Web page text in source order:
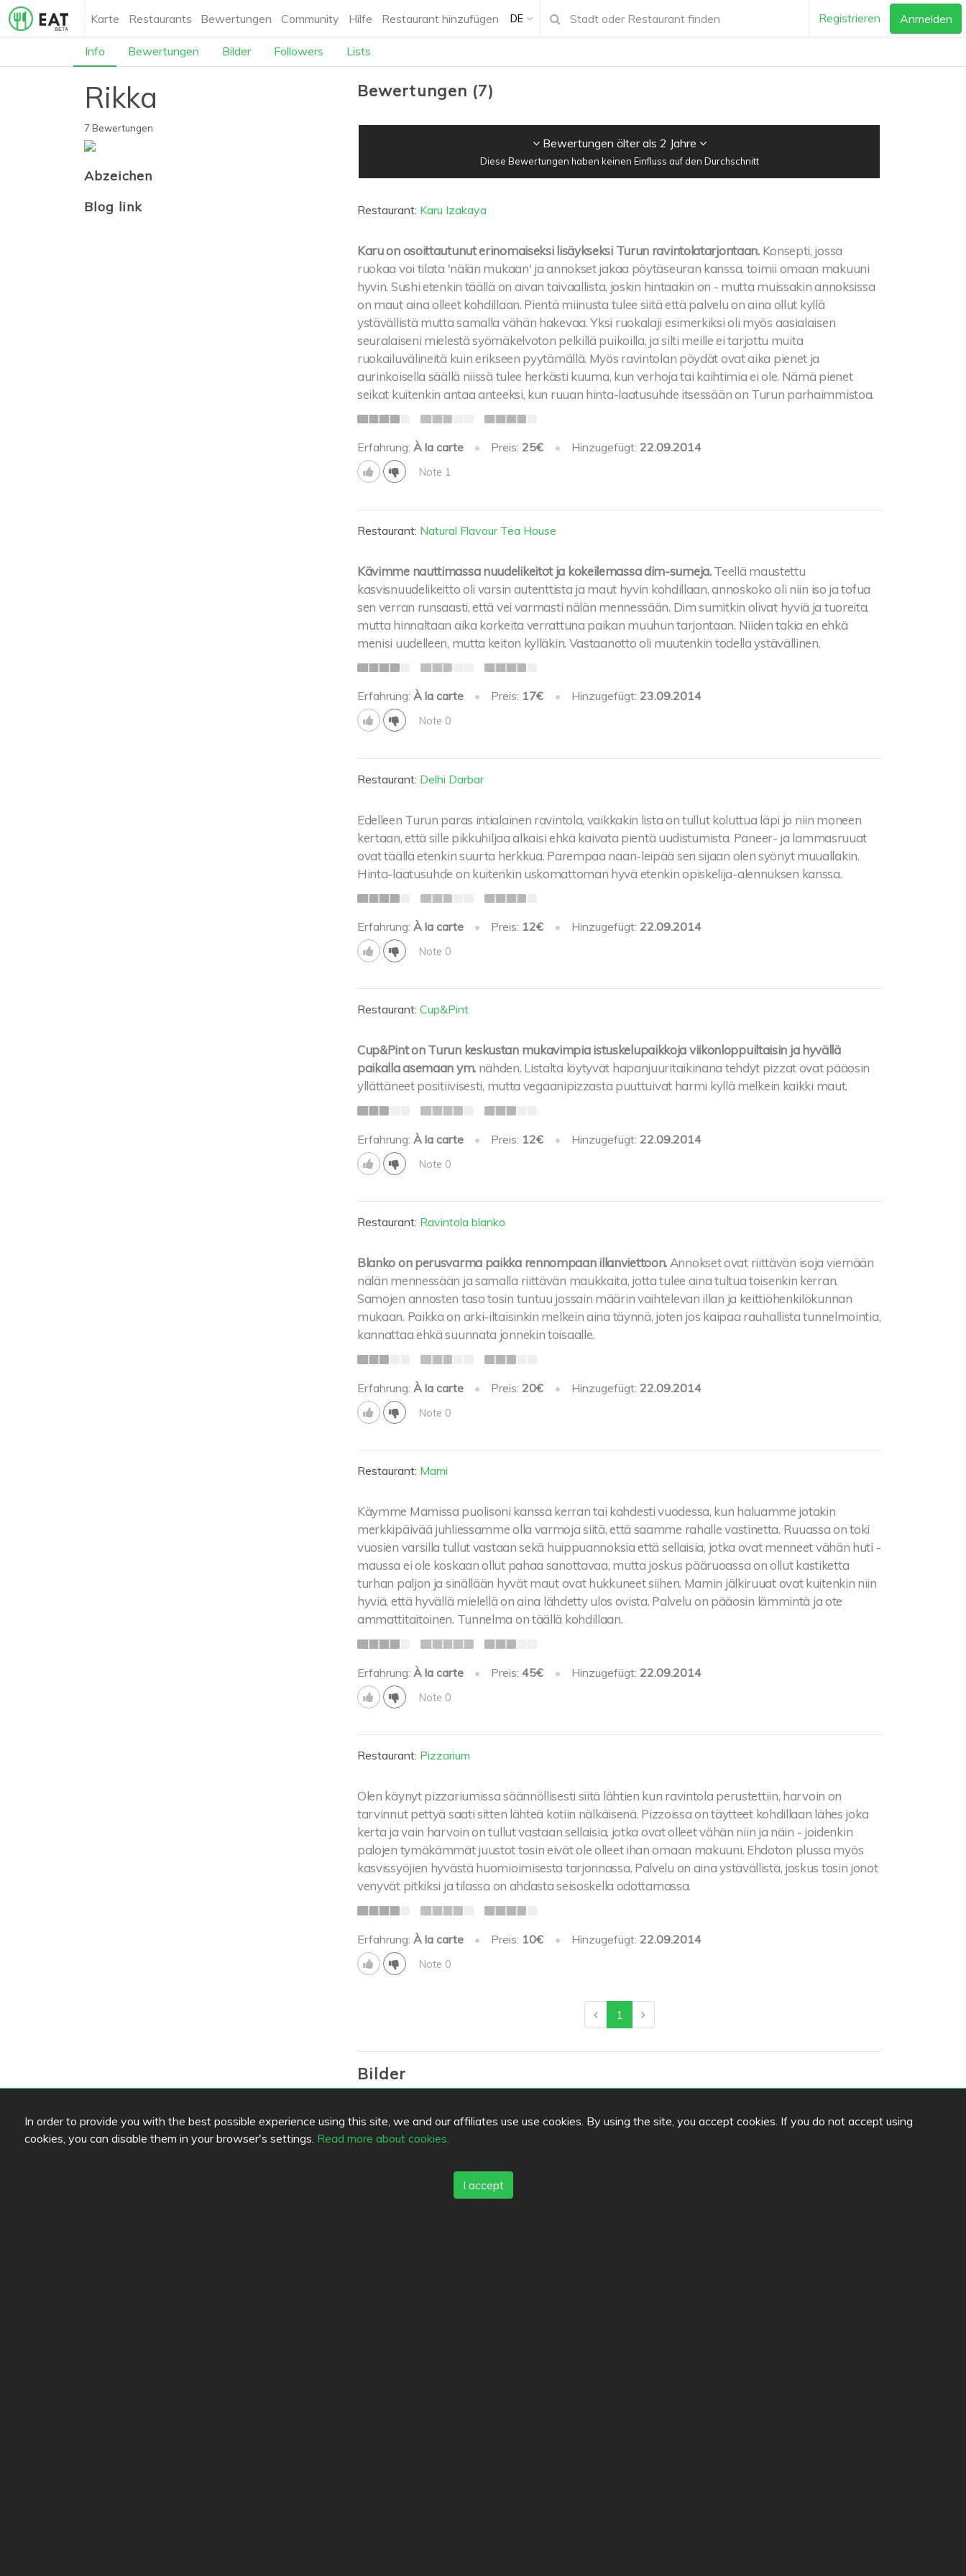
Karte Restaurants Bewertungen Community Hilfe Restaurant hinzufügen DE Registrieren Anmelden
In order to provide you with the best possible experience using this site, we and our affiliates use use cookies. By using the site, you accept cookies. If you do not accept using
cookies, you can disable them in your browser's settings. Read more about cookies.
I accept
Info Bewertungen Bilder Followers Lists
Rikka
7 Bewertungen
Abzeichen
Blog link
Bewertungen (7)
Bewertungen älter als 2 Jahre
Diese Bewertungen haben keinen Einfluss auf den Durchschnitt
Restaurant: Karu Izakaya
Karu on osoittautunut erinomaiseksi lisäykseksi Turun ravintolatarjontaan. Konsepti, jossa
ruokaa voi tilata 'nälän mukaan' ja annokset jakaa pöytäseuran kanssa, toimii omaan makuuni
hyvin. Sushi etenkin täällä on aivan taivaallista, joskin hintaakin on - mutta muissakin annoksissa
on maut aina olleet kohdillaan. Pientä miinusta tulee siitä että palvelu on aina ollut kyllä
ystävällistä mutta samalla vähän hakevaa. Yksi ruokalaji esimerkiksi oli myös aasialaisen
seuralaiseni mielestä syömäkelvoton pelkillä puikoilla, ja silti meille ei tarjottu muita
ruokailuvälineitä kuin erikseen pyytämällä. Myös ravintolan pöydät ovat aika pienet ja
aurinkoisella säällä niissä tulee herkästi kuuma, kun verhoja tai kaihtimia ei ole. Nämä pienet
seikat kuitenkin antaa anteeksi, kun ruuan hinta-laatusuhde itsessään on Turun parhaimmistoa.
Erfahrung: À la carte • Preis: 25€ • Hinzugefügt: 22.09.2014
Note 1
Restaurant: Natural Flavour Tea House
Kävimme nauttimassa nuudelikeitot ja kokeilemassa dim-sumeja. Teellä maustettu
kasvisnuudelikeitto oli varsin autenttista ja maut hyvin kohdillaan, annoskoko oli niin iso ja tofua
sen verran runsaasti, että vei varmasti nälän mennessään. Dim sumitkin olivat hyviä ja tuoreita,
mutta hinnaltaan aika korkeita verrattuna paikan muuhun tarjontaan. Niiden takia en ehkä
menisi uudelleen, mutta keiton kylläkin. Vastaanotto oli muutenkin todella ystävällinen.
Erfahrung: À la carte • Preis: 17€ • Hinzugefügt: 23.09.2014
Note 0
Restaurant: Delhi Darbar
Edelleen Turun paras intialainen ravintola, vaikkakin lista on tullut koluttua läpi jo niin moneen
kertaan, että sille pikkuhiljaa alkaisi ehkä kaivata pientä uudistumista. Paneer- ja lammasruuat
ovat täällä etenkin suurta herkkua. Parempaa naan-leipää sen sijaan olen syönyt muuallakin.
Hinta-laatusuhde on kuitenkin uskomattoman hyvä etenkin opiskelija-alennuksen kanssa.
Erfahrung: À la carte • Preis: 12€ • Hinzugefügt: 22.09.2014
Note 0
Restaurant: Cup&Pint
Cup&Pint on Turun keskustan mukavimpia istuskelupaikkoja viikonloppuiltaisin ja hyvällä
paikalla asemaan ym. nähden. Listalta löytyvät hapanjuuritaikinana tehdyt pizzat ovat pääosin
yllättäneet positiivisesti, mutta vegaanipizzasta puuttuivat harmi kyllä melkein kaikki maut.
Erfahrung: À la carte • Preis: 12€ • Hinzugefügt: 22.09.2014
Note 0
Restaurant: Ravintola blanko
Blanko on perusvarma paikka rennompaan illanviettoon.Annokset ovat riittävän isoja viemään
nälän mennessään ja samalla riittävän maukkaita, jotta tulee aina tultua toisenkin kerran.
Samojen annosten taso tosin tuntuu jossain määrin vaihtelevan illan ja keittiöhenkilökunnan
mukaan. Paikka on arki-iltaisinkin melkein aina täynnä, joten jos kaipaa rauhallista tunnelmointia,
kannattaa ehkä suunnata jonnekin toisaalle.
Erfahrung: À la carte • Preis: 20€ • Hinzugefügt: 22.09.2014
Note 0
Restaurant: Mami
Käymme Mamissa puolisoni kanssa kerran tai kahdesti vuodessa, kun haluamme jotakin
merkkipäivää juhliessamme olla varmoja siitä, että saamme rahalle vastinetta. Ruuassa on toki
vuosien varsilla tullut vastaan sekä huippuannoksia että sellaisia, jotka ovat menneet vähän huti -
maussa ei ole koskaan ollut pahaa sanottavaa, mutta joskus pääruoassa on ollut kastiketta
turhan paljon ja sinällään hyvät maut ovat hukkuneet siihen. Mamin jälkiruuat ovat kuitenkin niin
hyviä, että hyvällä mielellä on aina lähdetty ulos ovista. Palvelu on pääosin lämmintä ja ote
ammattitaitoinen. Tunnelma on täällä kohdillaan.
Erfahrung: À la carte • Preis:45€ • Hinzugefügt: 22.09.2014
Note 0
Restaurant: Pizzarium
Olen käynyt pizzariumissa säännöllisesti siitä lähtien kun ravintola perustettiin, harvoin on
tarvinnut pettyä saati sitten lähteä kotiin nälkäisenä. Pizzoissa on täytteet kohdillaan lähes joka
kerta ja vain harvoin on tullut vastaan sellaisia, jotka ovat olleet vähän niin ja näin - joidenkin
palojen tymäkämmät juustot tosin eivät ole olleet ihan omaan makuuni. Ehdoton plussa myös
kasvissyöjien hyvästä huomioimisesta tarjonnassa. Palvelu on aina ystävällistä, joskus tosin jonot
venyvät pitkiksi ja tilassa on ahdasta seisoskella odottamassa.
Erfahrung: À la carte • Preis: 10€ • Hinzugefügt: 22.09.2014
Note 0
1
Bilder
Followers